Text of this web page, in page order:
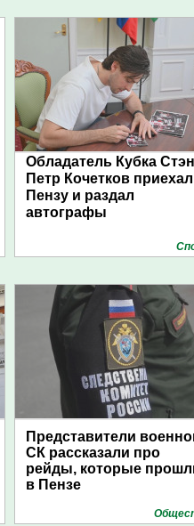
Обладатель Кубка
Петр Кочетков
Пензу и раздал
автографы
Представители
СК рассказали про
рейды, которые
в Пензе